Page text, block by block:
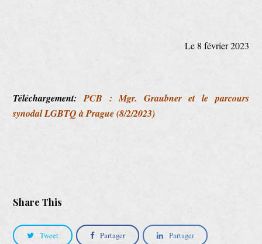
Le 8 février 2023
Téléchargement:PCB : Mgr. Graubner et le parcours
synodal LGBTQ à Prague (8/2/2023)
Share This
Tweet Partager Partager